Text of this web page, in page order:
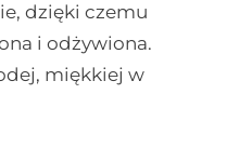
dzięki czemu
i odżywiona.
miękkiej w